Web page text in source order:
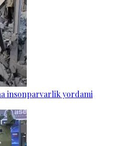
insonparvarlik yordami